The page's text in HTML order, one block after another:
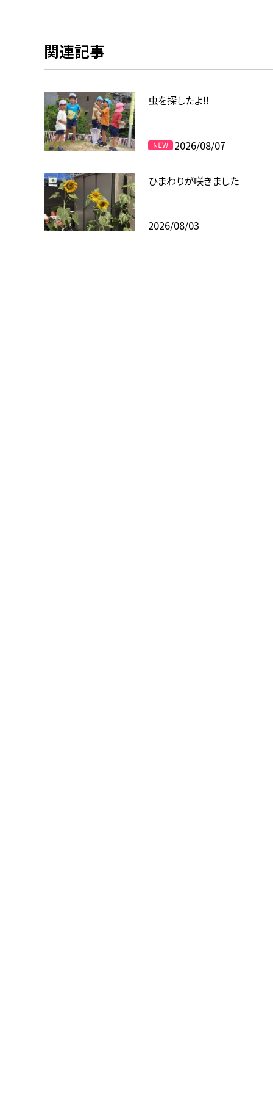
関連記事
虫を探したよ‼
2026/08/07
ひまわりが咲きました
2026/08/03